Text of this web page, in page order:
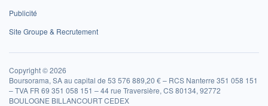
Publicité
Site Groupe & Recrutement
Copyright © 2026
Boursorama, SA au capital de 53 576 889,20 € – RCS Nanterre 351 058 151
– TVA FR 69 351 058 151 – 44 rue Traversière, CS 80134, 92772
BOULOGNE BILLANCOURT CEDEX